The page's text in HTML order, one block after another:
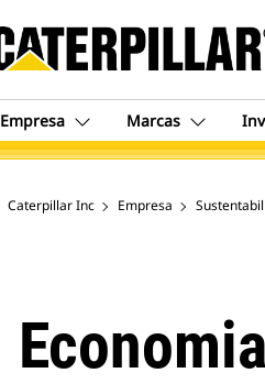
Empresa Marcas
Caterpillar Inc Empresa